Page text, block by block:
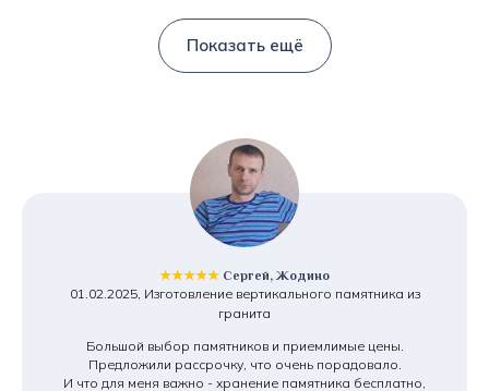
Показать ещё
★★★★★ Сергей, Жодино
01.02.2025, Изготовление вертикального памятника из
гранита
Большой выбор памятников и приемлимые цены.
Предложили рассрочку, что очень порадовало.
И что для меня важно - хранение памятника бесплатно,